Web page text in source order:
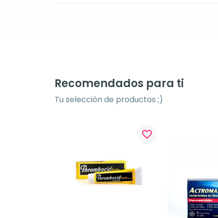
Recomendados para ti
Tu selección de productos ;)
favorite_border